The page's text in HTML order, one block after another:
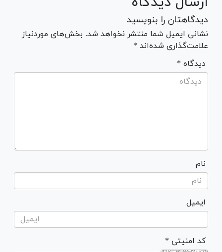
دیدگاهتان را بنویسید
نشانی ایمیل شما منتشر نخواهد شد. بخش‌های موردنیاز
علامت‌گذاری شده‌اند *
* دیدگاه
نام
ایمیل
* کد امنیتی